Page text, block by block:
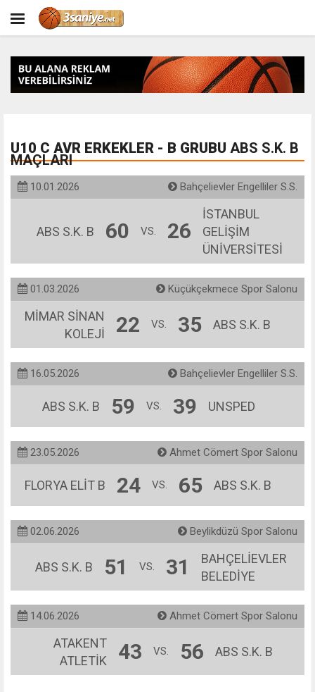
U10 C AVR ERKEKLER - B GRUBU ABS S.K. B
MAÇLARI
10.01.2026 Bahçelievler Engelliler S.S.
ABS S.K. B 60 VS. 26
İSTANBUL
GELİŞİM
ÜNİVERSİTESİ
01.03.2026 Küçükçekmece Spor Salonu
MİMAR SİNAN
KOLEJİ
22 VS. 35 ABS S.K. B
16.05.2026 Bahçelievler Engelliler S.S.
ABS S.K. B 59 VS. 39 UNSPED
23.05.2026 Ahmet Cömert Spor Salonu
FLORYA ELİT B 24 VS. 65 ABS S.K. B
02.06.2026 Beylikdüzü Spor Salonu
ABS S.K. B 51 VS. 31
BAHÇELİEVLER
BELEDİYE
14.06.2026 Ahmet Cömert Spor Salonu
ATAKENT
ATLETİK
43 VS. 56 ABS S.K. B